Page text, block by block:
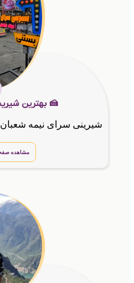
🍰 بهترین
مشاهده